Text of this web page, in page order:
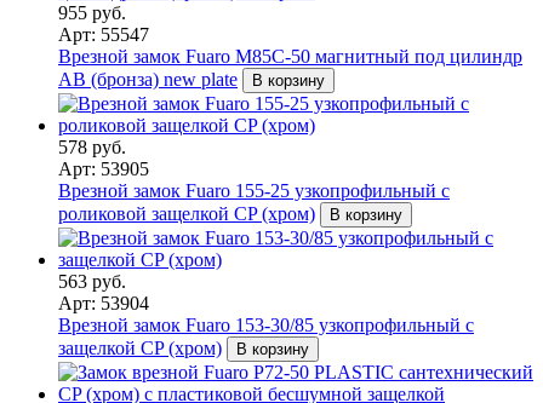
955 руб.
Арт: 55547
Врезной замок Fuaro M85C-50 магнитный под цилиндр
AB (бронза) new plate
В корзину
578 руб.
Арт: 53905
Врезной замок Fuaro 155-25 узкопрофильный с
роликовой защелкой CP (хром)
В корзину
563 руб.
Арт: 53904
Врезной замок Fuaro 153-30/85 узкопрофильный с
защелкой CP (хром)
В корзину